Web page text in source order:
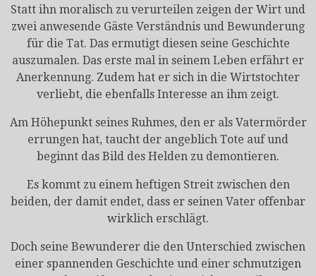
Statt ihn moralisch zu verurteilen zeigen der Wirt und
zwei anwesende Gäste Verständnis und Bewunderung
für die Tat. Das ermutigt diesen seine Geschichte
auszumalen. Das erste mal in seinem Leben erfährt er
Anerkennung. Zudem hat er sich in die Wirtstochter
verliebt, die ebenfalls Interesse an ihm zeigt.
Am Höhepunkt seines Ruhmes, den er als Vatermörder
errungen hat, taucht der angeblich Tote auf und
beginnt das Bild des Helden zu demontieren.
Es kommt zu einem heftigen Streit zwischen den
beiden, der damit endet, dass er seinen Vater offenbar
wirklich erschlägt.
Doch seine Bewunderer die den Unterschied zwischen
einer spannenden Geschichte und einer schmutzigen